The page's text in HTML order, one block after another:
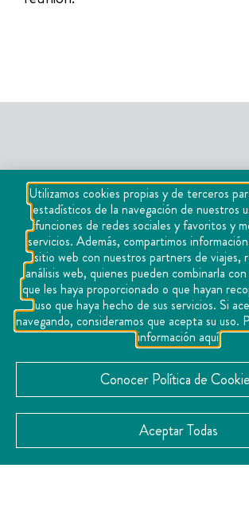
Utilizamos cookies propias y de terceros
estadísticos de la navegación de nuestros
funciones de redes sociales y favoritos y
servicios. Además, compartimos
sitio web con nuestros partners de viajes,
análisis web, quienes pueden combinarla
que les haya proporcionado o que hayan
uso que haya hecho de sus servicios. Si
navegando, consideramos que acepta su uso.
información aquí
Conocer Política de
Aceptar Todas